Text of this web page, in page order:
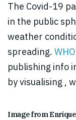
The Covid-19
in the public
weather
spreading. WHO
publishing info
by visualising ,
Image from